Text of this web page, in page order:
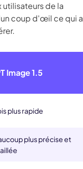
utilisateurs de la
coup d'œil ce qui a
Image 1.5
plus rapide
plus précise et